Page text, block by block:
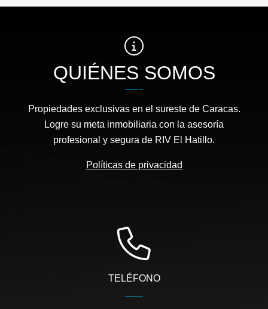
QUIÉNES SOMOS
Propiedades exclusivas en el sureste de Caracas.
Logre su meta inmobiliaria con la asesoría
profesional y segura de RIV El Hatillo.
Políticas de privacidad
TELÉFONO